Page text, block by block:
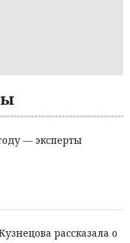
— эксперты
рассказала о